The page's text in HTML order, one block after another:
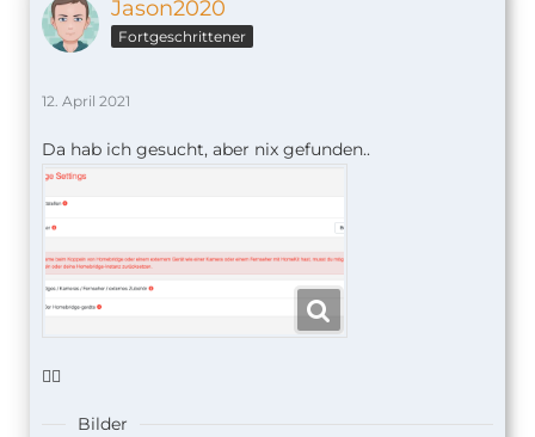
Jason2020
Fortgeschrittener
12. April 2021
Da hab ich gesucht, aber nix gefunden..
🤷‍♂️
Bilder